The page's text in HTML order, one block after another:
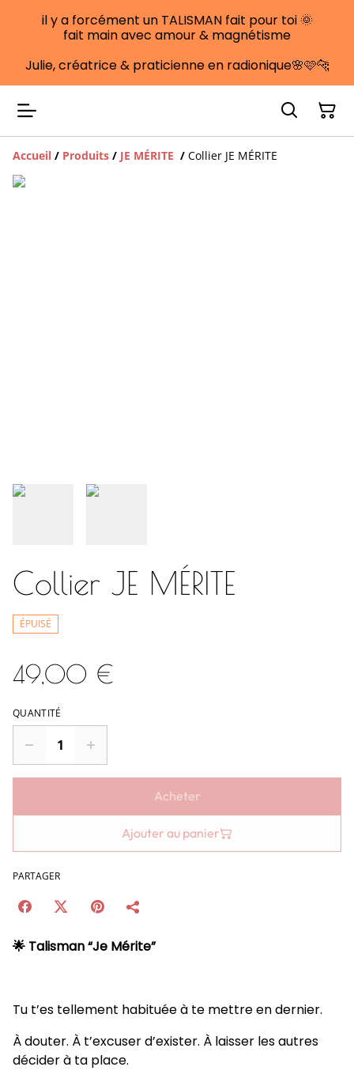
il y a forcément un TALISMAN fait pour toi 🌞
fait main avec amour & magnétisme
Julie, créatrice & praticienne en radionique🌸🩷🐆
Accueil / Produits / JE MÉRITE / Collier JE MÉRITE
Collier JE MÉRITE
ÉPUISÉ
49,00 €
QUANTITÉ
Acheter
Ajouter au panier
PARTAGER
🌟 Talisman “Je Mérite”
Tu t’es tellement habituée à te mettre en dernier.
À douter. À t’excuser d’exister. À laisser les autres
décider à ta place.